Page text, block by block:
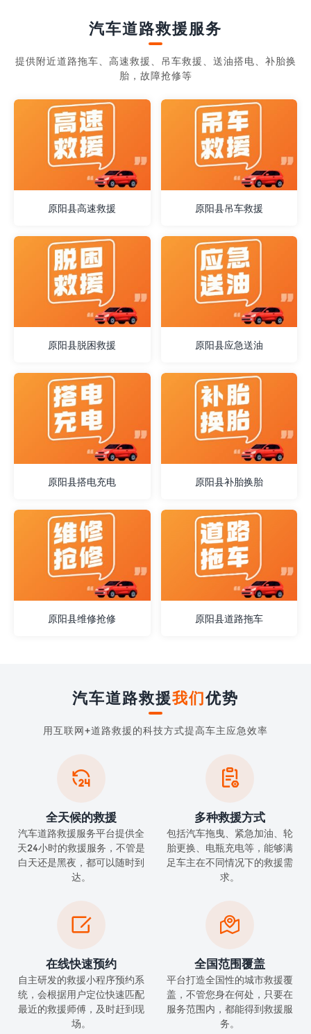
汽车道路救援服务
提供附近道路拖车、高速救援、吊车救援、送油搭电、补胎换
胎，故障抢修等
原阳县高速救援 原阳县吊车救援
原阳县脱困救援 原阳县应急送油
原阳县搭电充电 原阳县补胎换胎
原阳县维修抢修 原阳县道路拖车
汽车道路救援我们优势
用互联网+道路救援的科技方式提高车主应急效率

全天候的救援
汽车道路救援服务平台提供全
天24小时的救援服务，不管是
白天还是黑夜，都可以随时到
达。

多种救援方式
包括汽车拖曳、紧急加油、轮
胎更换、电瓶充电等，能够满
足车主在不同情况下的救援需
求。

在线快速预约
自主研发的救援小程序预约系
统，会根据用户定位快速匹配
最近的救援师傅，及时赶到现
场。

全国范围覆盖
平台打造全国性的城市救援覆
盖，不管您身在何处，只要在
服务范围内，都能得到救援服
务。